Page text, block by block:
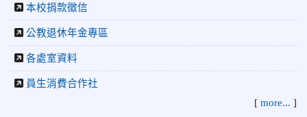
2026-04-08
榮譽
2026-07-23 榮譽
115年度花蓮縣第七屆太平洋盃X華紙公
益盃PTWA全國自走車競賽AI素養競賽榮獲銅牌
2026-07-21
榮譽
賀 本校游泳隊參加 2026全國青少年游泳
錦標賽 榮獲佳績！
賀 本校跆拳道隊參加115年第十八屆全國
本校捐款徵信
公教退休年金專區
各處室資料
員生消費合作社
[ more... ]